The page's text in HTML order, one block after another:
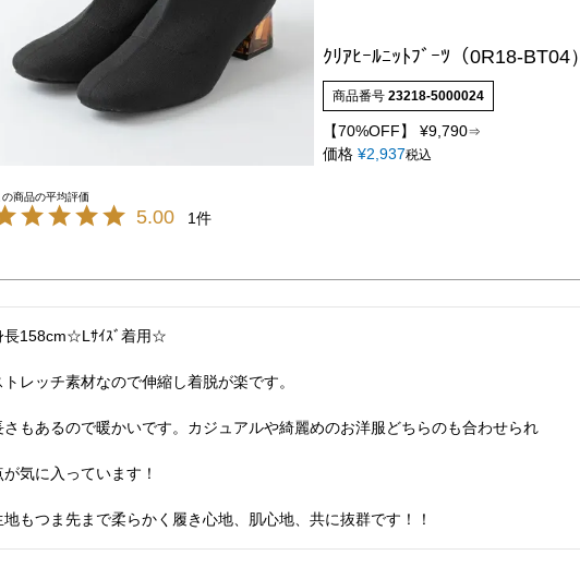
ｸﾘｱﾋｰﾙﾆｯﾄﾌﾞｰﾂ（0R18-BT04）
商品番号 23218-5000024
【70%OFF】 ¥9,790⇒
価格 ¥2,937税込
5.00 1
長158cm☆Lｻｲｽﾞ着用☆
トレッチ素材なので伸縮し着脱が楽です。
さもあるので暖かいです。カジュアルや綺麗めのお洋服どちらのも合わせられ
が気に入っています！
地もつま先まで柔らかく履き心地、肌心地、共に抜群です！！